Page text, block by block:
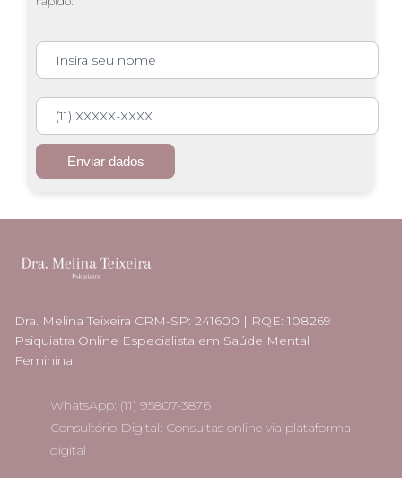
Insira seu nome
(11) XXXXX-XXXX
Enviar dados
Dra. Melina Teixeira CRM-SP: 241600 | RQE: 108269
Psiquiatra Online Especialista em Saúde Mental
Feminina
WhatsApp: (11) 95807-3876
Consultório Digital: Consultas online via plataforma
digital